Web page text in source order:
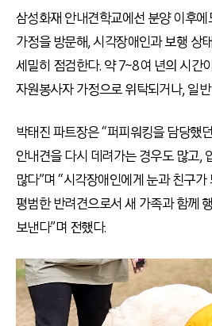
삼성화재 안내견학교에선 분양 이후
가정을 방문해, 시각장애인과 보행 상
세밀히 점검한다. 약 7~8여 년의 시간
자원봉사자 가정으로 위탁되거나, 일
박태진 파트장은 “퍼피워킹을 담당했
안내견을 다시 데려가는 경우도 많고,
많다”며 “시각장애인에게 눈과 친구
평범한 반려견으로서 새 가족과 함께
보낸다”며 전했다.